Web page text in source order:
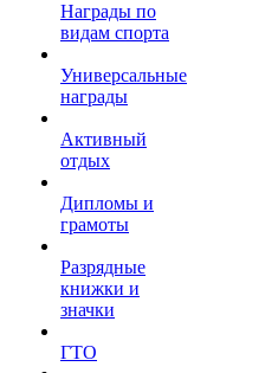
Награды по
видам спорта
Универсальные
награды
Активный
отдых
Дипломы и
грамоты
Разрядные
книжки и
значки
ГТО